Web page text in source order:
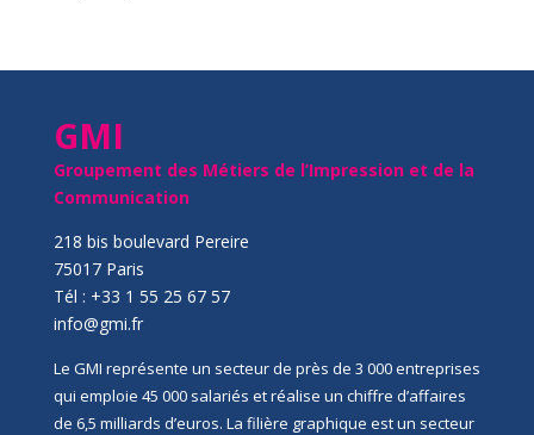
GMI
Groupement des Métiers de l’Impression et de la
Communication
218 bis boulevard Pereire
75017 Paris
Tél : +33 1 55 25 67 57
info@gmi.fr
Le GMI représente un secteur de près de 3 000 entreprises
qui emploie 45 000 salariés et réalise un chiffre d’affaires
de 6,5 milliards d’euros. La filière graphique est un secteur